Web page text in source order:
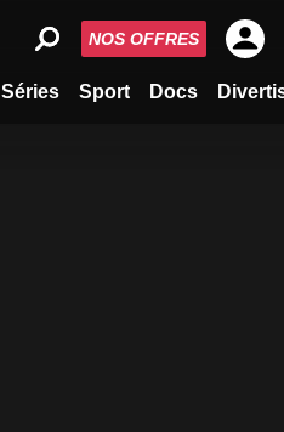
Séries Sport Docs
NOS OFFRES